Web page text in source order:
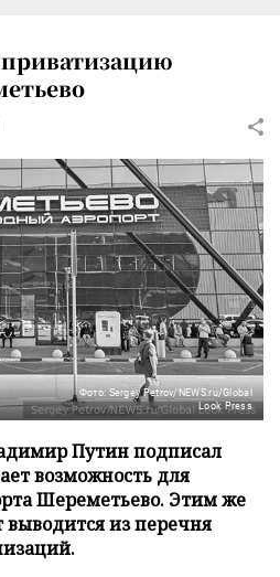
Фото: Sergey Petrov/NEWS.ru/Global
Look Press
Путин подписал
возможность для
Шереметьево. Этим же
из перечня